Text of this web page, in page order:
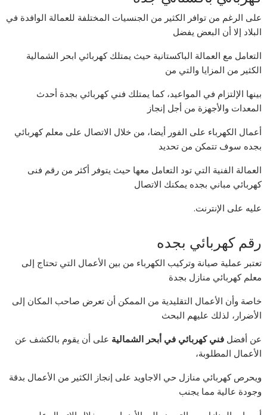
على الرغم من توافر الكثير من الجنسيات المختلفة للعمالة الوافدة في
البلاد إلا أن البعض يفضل
التعامل مع العمالة الباكستانية حيث يمتلك كهربائي ابحر الشمالية
الكثير من المزايا والتي من
بينها الإلتزام في المواعيد، كما يمتلك فني كهربائي بجدة أحدث
المعدات والأجهزة من أجل إنجاز
أعمال الكهرباء على الفور أيضا، من خلال الاتصال على معلم كهربائي
بجده سوف تتمكن من تحديد
العمالة الفنية التي تود التعامل معها حيث يتوفر أكثر من رقم فنى
كهربائي مباني بجده يمكنك الاتصال
عليه على الإنترنت.
رقم كهربائي بجده
تعتبر عملية صيانة وتركيب الكهرباء من بين الأعمال التي تحتاج إلى
معلم كهربائي منازل بجدة
خاصة وأن الأعمال التقليدية من الممكن أن تعرض صاحب المكان إلى
الأضرار، لذلك عليهم البحث
عن أفضلفني كهربائي في أبحر الشمالية على أن يقوم بالكشف عن
الأعمال المطلوبة،
ويحرص كهربائي منازل حي الاجاويد على إنجاز الكثير من الأعمال بدقة
وجودة عالية مما يجنب